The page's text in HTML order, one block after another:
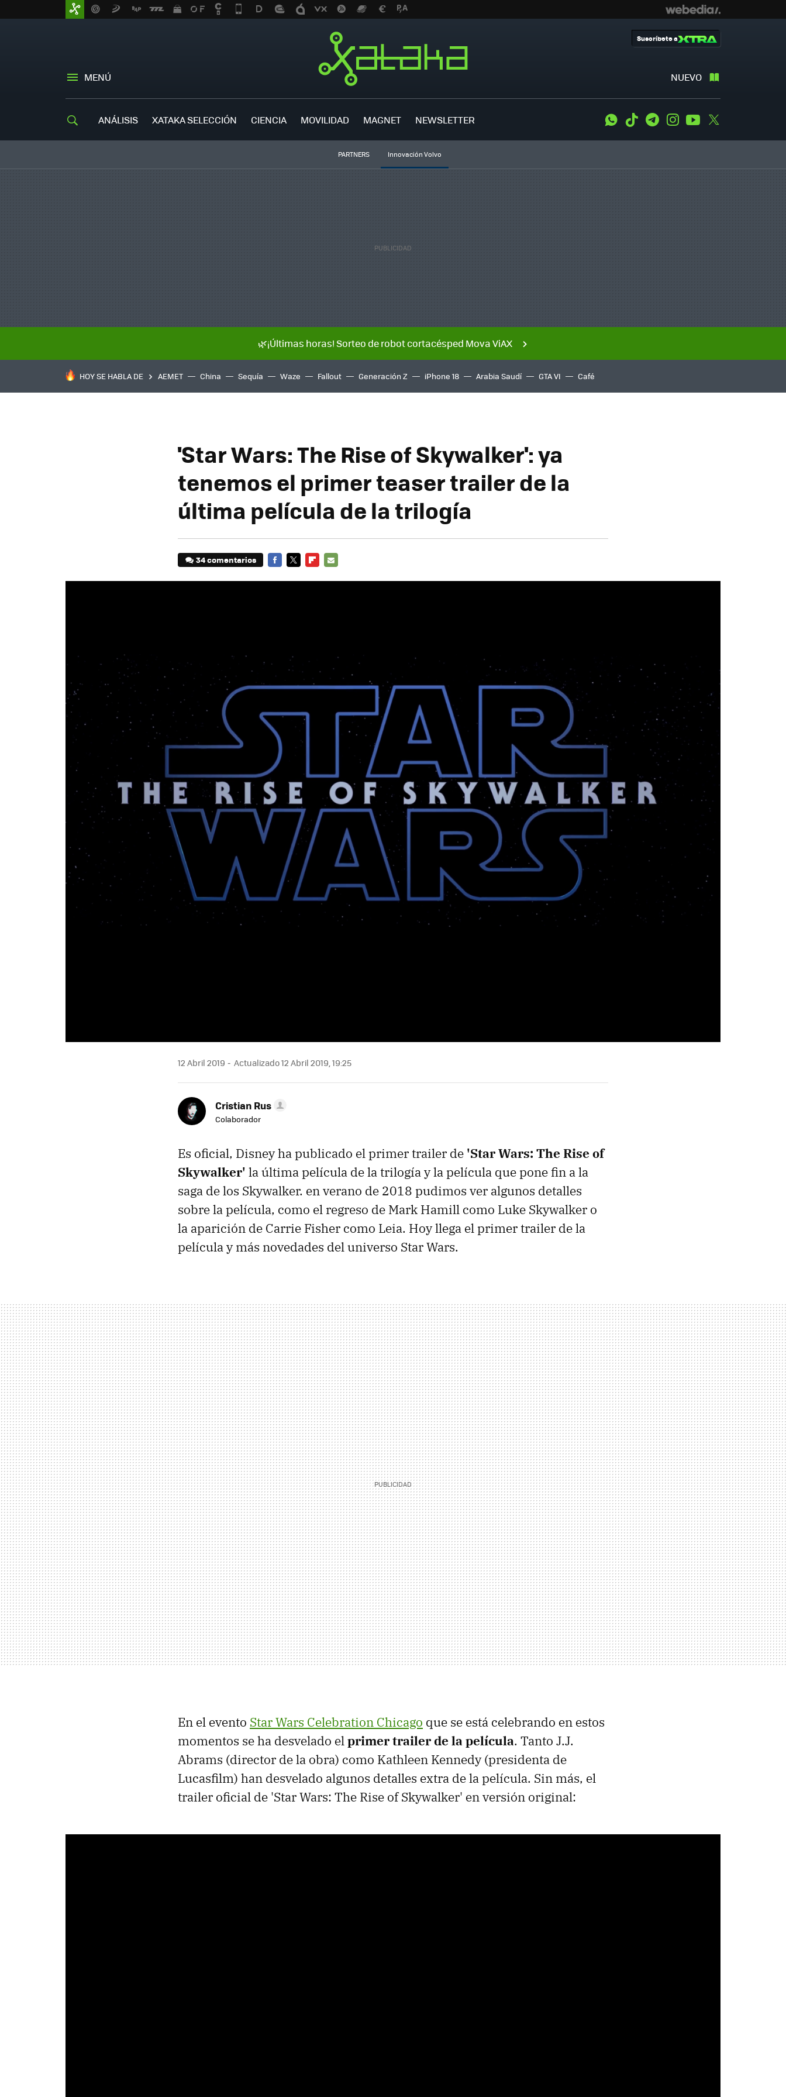
MENÚ NUEVO
Suscríbete a
ANÁLISIS XATAKA SELECCIÓN CIENCIA MOVILIDAD MAGNET NEWSLETTER WhatsApp
Tiktok TelegramInstagramYoutube
PARTNERS Innovación Volvo
🌿¡Últimas horas! Sorteo de robot cortacésped Mova ViAX
HOY SE HABLA DE AEMET China Sequía Waze Fallout Generación Z iPhone 18 Arabia Saudí GTA VI Café
'Star Wars: The Rise of Skywalker': ya
tenemos el primer teaser trailer de la
última película de la trilogía
34 comentarios
12 Abril 2019 Actualizado 12 Abril 2019, 19:25
Cristian Rus
Colaborador
Es oficial, Disney ha publicado el primer trailer de 'Star Wars: The Rise of
Skywalker' la última película de la trilogía y la película que pone fin a la
saga de los Skywalker. en verano de 2018 pudimos ver algunos detalles
sobre la película, como el regreso de Mark Hamill como Luke Skywalker o
la aparición de Carrie Fisher como Leia. Hoy llega el primer trailer de la
película y más novedades del universo Star Wars.
En el evento Star Wars Celebration Chicago que se está celebrando en estos
momentos se ha desvelado elprimer trailer de la película. Tanto J.J.
Abrams (director de la obra) como Kathleen Kennedy (presidenta de
Lucasfilm) han desvelado algunos detalles extra de la película. Sin más, el
trailer oficial de 'Star Wars: The Rise of Skywalker' en versión original: